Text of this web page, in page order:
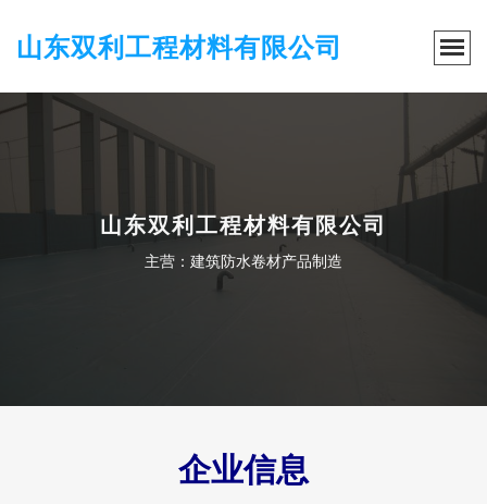
山东双利工程材料有限公司
山东双利工程材料有限公司
主营：建筑防水卷材产品制造
企业信息